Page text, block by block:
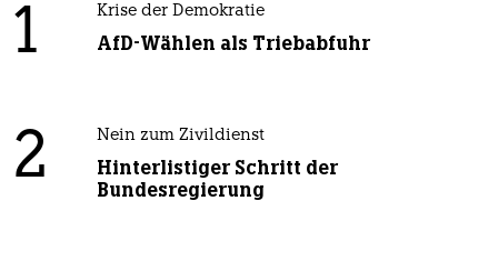
1 Krise der Demokratie
AfD-Wählen als Triebabfuhr
2 Nein zum Zivildienst
Hinterlistiger Schritt der
Bundesregierung